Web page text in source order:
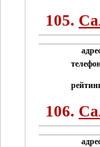
105.
106.